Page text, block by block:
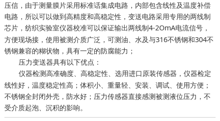
压信，由于测量膜片采用标准话集成电路，内部包含线性及温度补偿
电路，所以可以做到高精度和高稳定性，变送电路采用专用的两线制
芯片， 纺织实验室仪器校准可以保证输出两线制4-2OmA电流信号，
方便现场接，使用被测介质广泛，可测油、水及与316不锈钢和304不
锈钢兼容的糊状物，具有一定的防腐能力；
压力变送器具有以下优点：
仪器检测高准确度、高稳定性、选用进口原装传感器， 仪器检定
线性好，温度稳定性高；体积小、重量轻、安装、调试、使用方便；
不锈钢全封闭外壳，防水好；压力传感器直接感测被测液位压力，不
受介质起泡、沉积的影响。